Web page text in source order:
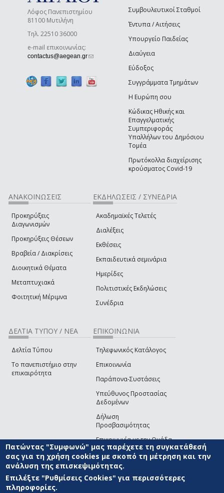
Λόφος Πανεπιστημίου
81100 Μυτιλήνη
Τηλ. 22510 36000
e-mail επικοινωνίας:
contactus@aegean.gr(link sends e-mail)
Συμβουλευτικοί Σταθμοί
Έντυπα / Αιτήσεις
Υπουργείο Παιδείας
Διαύγεια
Εύδοξος
Συγγράμματα Τμημάτων
Η Ευρώπη σου
Κώδικας Ηθικής και
Επαγγελματικής
Συμπεριφοράς
Υπαλλήλων του Δημόσιου
Τομέα
Πρωτόκολλα διαχείρισης
κρούσματος Covid-19
ΑΝΑΚΟΙΝΩΣΕΙΣ
Προκηρύξεις
Διαγωνισμών
Προκηρύξεις Θέσεων
Βραβεία / Διακρίσεις
Διοικητικά Θέματα
Μεταπτυχιακά
Φοιτητική Μέριμνα
ΕΚΔΗΛΩΣΕΙΣ / ΣΥΝΕΔΡΙΑ
Ακαδημαϊκές Τελετές
Διαλέξεις
Εκθέσεις
Εκπαιδευτικά σεμινάρια
Ημερίδες
Πολιτιστικές Εκδηλώσεις
Συνέδρια
ΔΕΛΤΙΑ ΤΥΠΟΥ / ΝΕΑ
Δελτία Τύπου
Το πανεπιστήμιο στην
επικαιρότητα
ΕΠΙΚΟΙΝΩΝΙΑ
Τηλεφωνικός Κατάλογος
Επικοινωνία
Παράπονα-Συστάσεις
Υπεύθυνος Προστασίας
Δεδομένων
Δήλωση
Προσβασιμότητας
Επικοινωνία με την Ομάδα
Ανάπτυξης του site(link sends e-mail)
© ΠΑΝΕΠΙΣΤΗΜΙΟ ΑΙΓΑΙΟΥ ΟΡΟΙ ΧΡΗΣΗΣ
ΑΝΑΠΤΥΞΗΣ
Πατώντας "Συμφωνώ" μας παρέχετε τη συγκατάθεσή
σας για τη χρήση cookies με σκοπό τη μέτρηση και την
ανάλυση της επισκεψιμότητας.
Επιλέξτε "Ρυθμίσεις Cookies" για περισσότερες
πληροφορίες.